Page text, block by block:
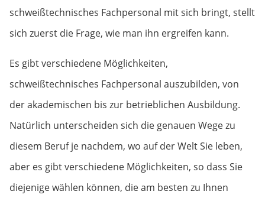
schweißtechnisches Fachpersonal mit sich bringt, stellt
sich zuerst die Frage, wie man ihn ergreifen kann.
Es gibt verschiedene Möglichkeiten,
schweißtechnisches Fachpersonal auszubilden, von
der akademischen bis zur betrieblichen Ausbildung.
Natürlich unterscheiden sich die genauen Wege zu
diesem Beruf je nachdem, wo auf der Welt Sie leben,
aber es gibt verschiedene Möglichkeiten, so dass Sie
diejenige wählen können, die am besten zu Ihnen